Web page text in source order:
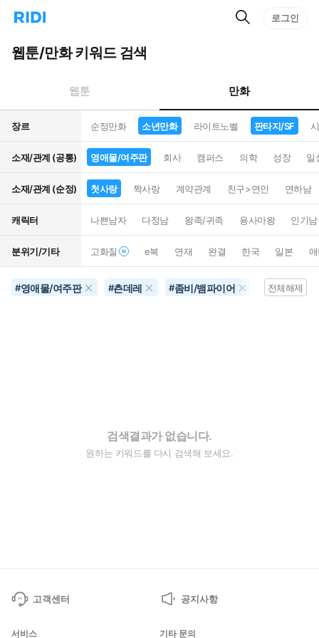
리
홈
으
턴
트
검
로그인
웹툰/만화 키워드 검색
웹툰 만화
장르 순정만화 소년만화 라이트노벨 판타지/SF
소재/관계 (공통) 영애물/여주판 회사 캠퍼스 의학 성장 일
소재/관계 (순정) 첫사랑 짝사랑 계약관계 친구>연인 연하남
캐릭터 나쁜남자 다정남 왕족/귀족 용사마왕 인기남
분위기/기타 고화질 e북 연재 완결 한국 일본
#영애물/여주판 #츤데레 #좀비/뱀파이어 영화화
전체해제
검색결과가 없습니다.
원하는 키워드를 다시 검색해 보세요.
고객센터 공지사항
서비스 기타 문의